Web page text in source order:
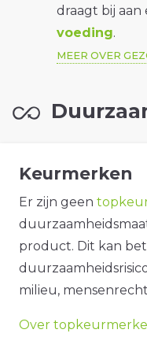
draagt bij aan
voeding.
MEER OVER
Keurmerken
Er zijn geen
product. Dit kan
milieu,
Over